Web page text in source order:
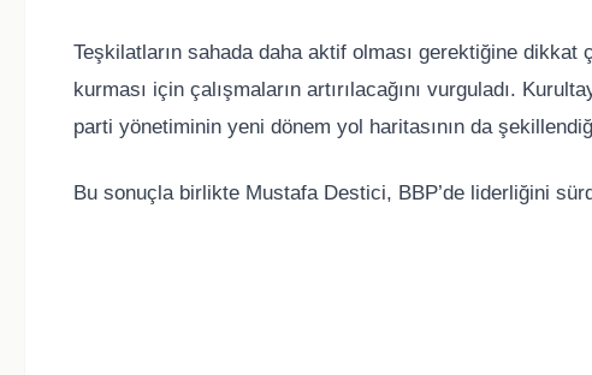
Teşkilatların sahada daha aktif olması gerektiğine
kurması için çalışmaların artırılacağını vurguladı.
parti yönetiminin yeni dönem yol haritasının da
Bu sonuçla birlikte Mustafa Destici, BBP’de liderliğini